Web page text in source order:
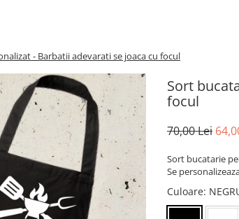
- Barbatii adevarati se joaca cu focul
Sort
focul
70,00 Lei
Sort bucatarie
Se
Culoare: